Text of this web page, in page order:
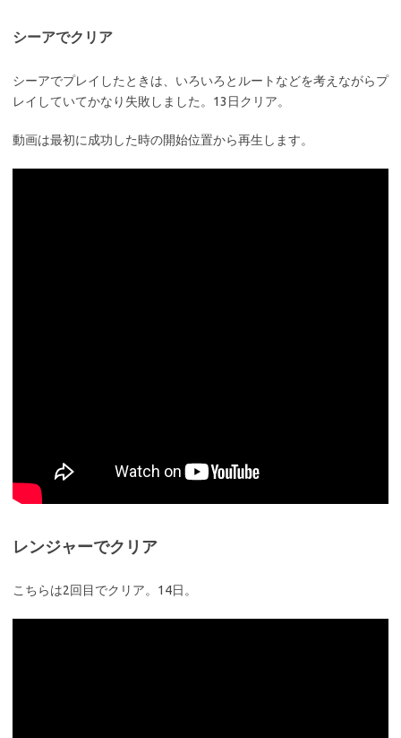
シーアでクリア
シーアでプレイしたときは、いろいろとルートなどを考えながらプ
レイしていてかなり失敗しました。13日クリア。
動画は最初に成功した時の開始位置から再生します。
レンジャーでクリア
こちらは2回目でクリア。14日。